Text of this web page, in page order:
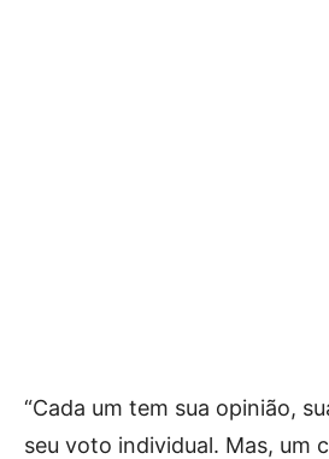
“Cada um tem sua opinião,
seu voto individual. Mas, um